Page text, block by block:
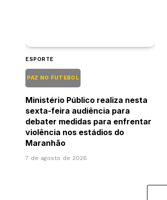
ESPORTE
PAZ NO FUTEBOL
Ministério Público realiza nesta
sexta-feira audiência para
debater medidas para enfrentar
violência nos estádios do
Maranhão
7 de agosto de 2026